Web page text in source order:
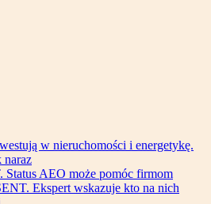
w nieruchomości i energetykę.
naraz
Status AEO może pomóc firmom
Ekspert wskazuje kto na nich